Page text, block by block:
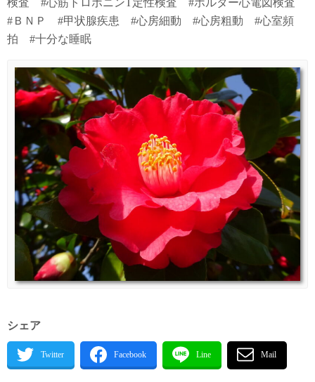
#ＢＮＰ #甲状腺疾患 #心房細動 #心房粗動 #心室頻
拍 #十分な睡眠
シェア